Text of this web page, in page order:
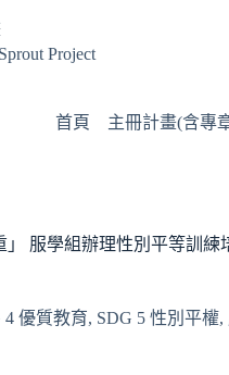
Project
首頁 主冊計畫(含專
」 服學組辦理性別平等訓練
4 優質教育, SDG 5 性別平權,